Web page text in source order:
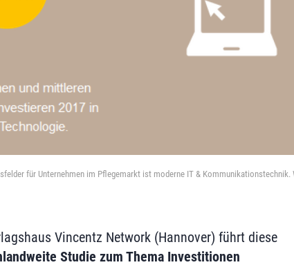
für Unternehmen im Pflegemarkt ist moderne IT &
Vincentz Network (Hannover) führt diese
Studie zum Thema Investitionen